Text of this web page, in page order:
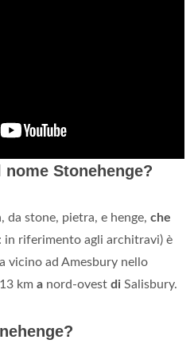
Stonehenge?
da stone, pietra, e henge, che
in riferimento agli architravi) è
vicino ad Amesbury nello
km a nord-ovest di Salisbury.